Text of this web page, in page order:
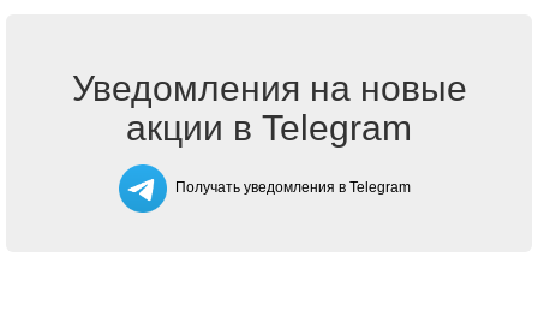
Уведомления на новые
акции в Telegram
Получать уведомления в Telegram